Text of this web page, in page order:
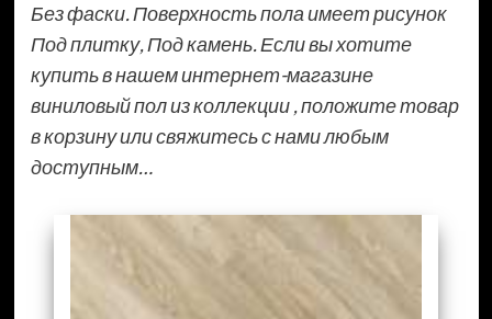
Без фаски. Поверхность пола имеет рисунок
Под плитку, Под камень. Если вы хотите
купить в нашем интернет-магазине
виниловый пол из коллекции , положите товар
в корзину или свяжитесь с нами любым
доступным…